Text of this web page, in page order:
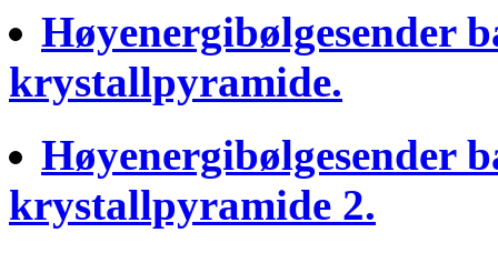
Høyenergibølgesender
krystallpyramide.
Høyenergibølgesender
krystallpyramide 2.